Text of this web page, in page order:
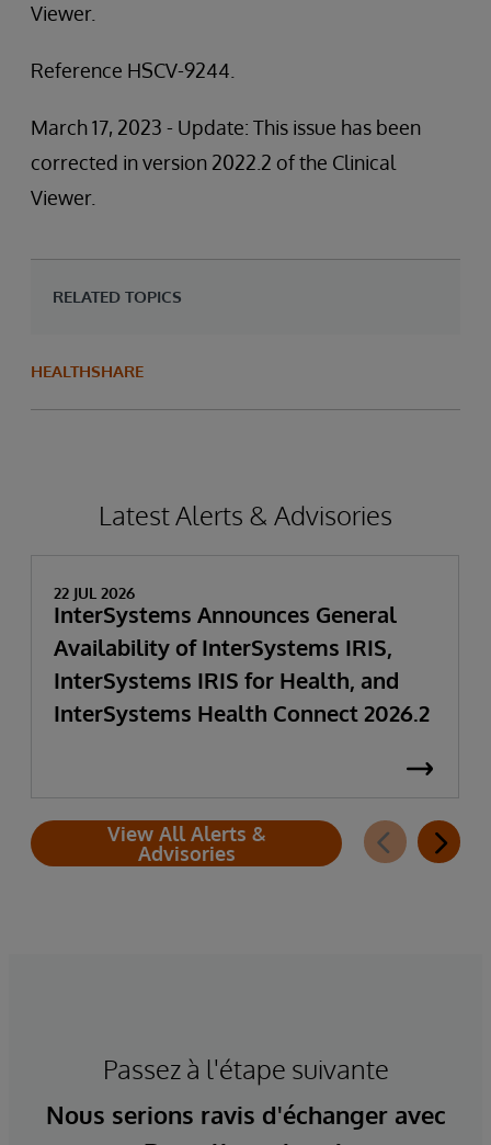
Viewer.
Reference HSCV-9244.
March 17, 2023 - Update: This issue has been
corrected in version 2022.2 of the Clinical
Viewer.
RELATED TOPICS
HEALTHSHARE
Latest Alerts & Advisories
22 JUL 2026
InterSystems Announces General
Availability of InterSystems IRIS,
InterSystems IRIS for Health, and
InterSystems Health Connect 2026.2
View All Alerts &
Advisories
Passez à l'étape suivante
Nous serions ravis d'échanger avec